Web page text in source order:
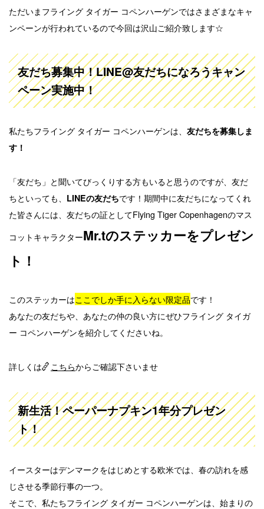
ただいまフライング タイガー コペンハーゲンではさまざまなキャ
ンペーンが行われているので今回は沢山ご紹介致します☆
友だち募集中！LINE@友だちになろうキャン
ペーン実施中！
私たちフライング タイガー コペンハーゲンは、 友だちを募集しま
す！
「友だち」と聞いてびっくりする方もいると思うのですが、友だ
ちといっても、 LINEの友だちです！期間中に友だちになってくれ
た皆さんには、友だちの証としてFlying Tiger Copenhagenのマス
コットキャラクターMr.tのステッカーをプレゼン
ト！
このステッカーはここでしか手に入らない限定品です！
あなたの友だちや、あなたの仲の良い方にぜひフライング タイガ
ー コペンハーゲンを紹介してくださいね。
詳しくは こちらからご確認下さいませ
新生活！ペーパーナプキン1年分プレゼン
ト！
イースターはデンマークをはじめとする欧米では、春の訪れを感
じさせる季節行事の一つ。
そこで、私たちフライング タイガー コペンハーゲンは、始まりの